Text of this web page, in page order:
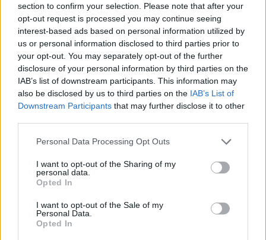
section to confirm your selection. Please note that after your
opt-out request is processed you may continue seeing
interest-based ads based on personal information utilized by
us or personal information disclosed to third parties prior to
your opt-out. You may separately opt-out of the further
disclosure of your personal information by third parties on the
IAB’s list of downstream participants. This information may
also be disclosed by us to third parties on the IAB’s List of
Downstream Participants that may further disclose it to other
Personal Data Processing Opt Outs
I want to opt-out of the Sharing of my
personal data.
Opted In
I want to opt-out of the Sale of my
Personal Data.
Opted In
Imre Hilda
Oktatás és nevelés területén dolgozom, de minden
szabadidőmben írok. Szeretek belesni a hétköznapok függönye
mögé és közben keresem az embert, a nőt a jól legyártott álarcok
mögött. Néha meséket is írok, de gyakrabban novellákat,
cikkeket és apró vicces történeteket.
Pedig szóltam… – Miért nem hiszünk a
nőknek, amikor segítséget kérnek?
Elyna Robbs: Adéle és az örökölt